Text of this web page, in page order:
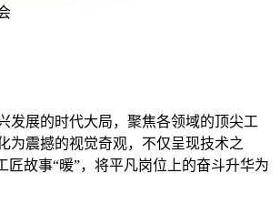
发展的时代大局，聚焦各领域的顶尖工
为震撼的视觉奇观，不仅呈现技术之
匠故事“暖”，将平凡岗位上的奋斗升华为